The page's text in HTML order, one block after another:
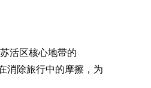
活区核心地带的
消除旅行中的摩擦，为